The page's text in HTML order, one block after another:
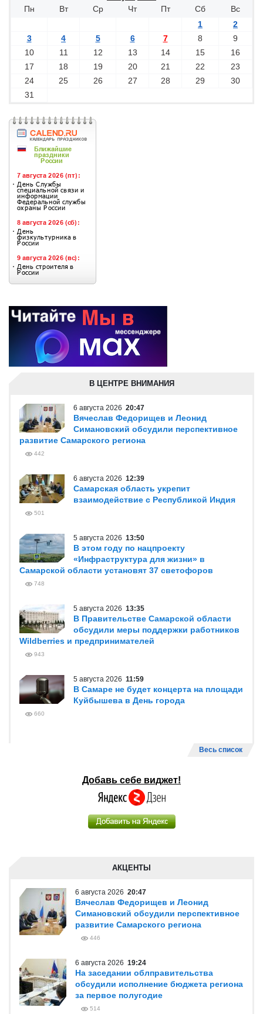
Пн
Вт Ср Чт Пт Сб
Вс
1
2
3
4 5 6 7 8
9
10
11 12 13 14 15
16
17
18 19 20 21 22
23
24
25 26 27 28 29
30
31
В ЦЕНТРЕ ВНИМАНИЯ
6 августа 2026 20:47
Вячеслав Федорищев и Леонид
Симановский обсудили перспективное
развитие Самарского региона
442
6 августа 2026 12:39
Самарская область укрепит
взаимодействие с Республикой Индия
501
5 августа 2026 13:50
В этом году по нацпроекту
«Инфраструктура для жизни» в
Самарской области установят 37 светофоров
748
5 августа 2026 13:35
В Правительстве Самарской области
обсудили меры поддержки работников
Wildberries и предпринимателей
943
5 августа 2026 11:59
В Самаре не будет концерта на площади
Куйбышева в День города
660
Весь список
Добавь себе виджет!
АКЦЕНТЫ
6 августа 2026 20:47
Вячеслав Федорищев и Леонид
Симановский обсудили перспективное
развитие Самарского региона
446
6 августа 2026 19:24
На заседании облправительства
обсудили исполнение бюджета региона
за первое полугодие
514